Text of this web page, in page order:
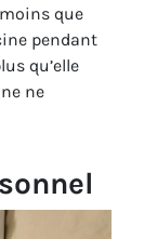
que
pendant
qu’elle
ne